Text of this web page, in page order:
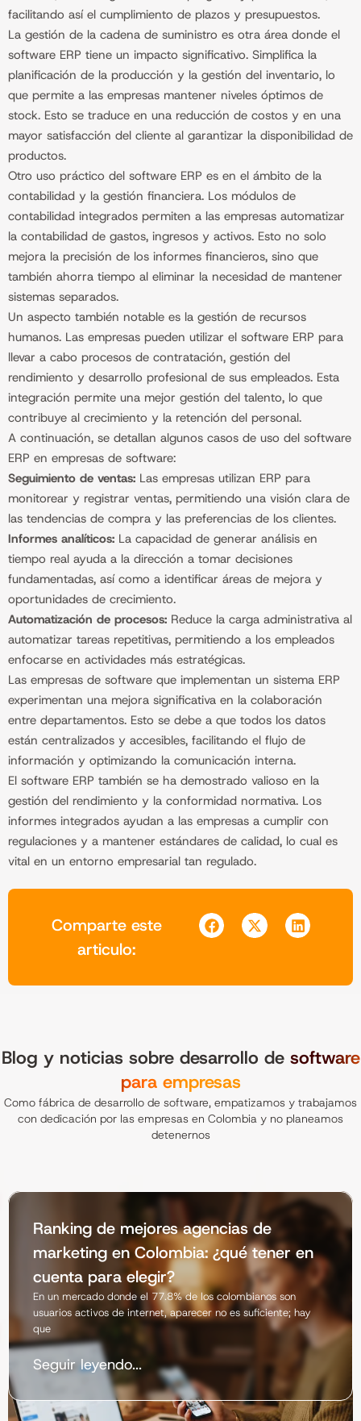
facilitando así el cumplimiento de plazos y presupuestos.
La gestión de la cadena de suministro es otra área donde el
software ERP tiene un impacto significativo. Simplifica la
planificación de la producción y la gestión del inventario, lo
que permite a las empresas mantener niveles óptimos de
stock. Esto se traduce en una reducción de costos y en una
mayor satisfacción del cliente al garantizar la disponibilidad de
productos.
Otro uso práctico del software ERP es en el ámbito de la
contabilidad y la gestión financiera. Los módulos de
contabilidad integrados permiten a las empresas automatizar
la contabilidad de gastos, ingresos y activos. Esto no solo
mejora la precisión de los informes financieros, sino que
también ahorra tiempo al eliminar la necesidad de mantener
sistemas separados.
Un aspecto también notable es la gestión de recursos
humanos. Las empresas pueden utilizar el software ERP para
llevar a cabo procesos de contratación, gestión del
rendimiento y desarrollo profesional de sus empleados. Esta
integración permite una mejor gestión del talento, lo que
contribuye al crecimiento y la retención del personal.
A continuación, se detallan algunos casos de uso del software
ERP en empresas de software:
Seguimiento de ventas: Las empresas utilizan ERP para
monitorear y registrar ventas, permitiendo una visión clara de
las tendencias de compra y las preferencias de los clientes.
Informes analíticos: La capacidad de generar análisis en
tiempo real ayuda a la dirección a tomar decisiones
fundamentadas, así como a identificar áreas de mejora y
oportunidades de crecimiento.
Automatización de procesos: Reduce la carga administrativa al
automatizar tareas repetitivas, permitiendo a los empleados
enfocarse en actividades más estratégicas.
Las empresas de software que implementan un sistema ERP
experimentan una mejora significativa en la colaboración
entre departamentos. Esto se debe a que todos los datos
están centralizados y accesibles, facilitando el flujo de
información y optimizando la comunicación interna.
El software ERP también se ha demostrado valioso en la
gestión del rendimiento y la conformidad normativa. Los
informes integrados ayudan a las empresas a cumplir con
regulaciones y a mantener estándares de calidad, lo cual es
vital en un entorno empresarial tan regulado.
Comparte este
articulo:
Blog y noticias sobre desarrollo de software
para empresas
Como fábrica de desarrollo de software, empatizamos y trabajamos
con dedicación por las empresas en Colombia y no planeamos
detenernos
Ranking de mejores agencias de
marketing en Colombia: ¿qué tener en
cuenta para elegir?
En un mercado donde el 77.8% de los colombianos son
usuarios activos de internet, aparecer no es suficiente; hay
que
Seguir leyendo...